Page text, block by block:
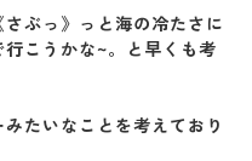
ぶっ》っと海の冷たさに
こうかな~。と早くも考
たいなことを考えており